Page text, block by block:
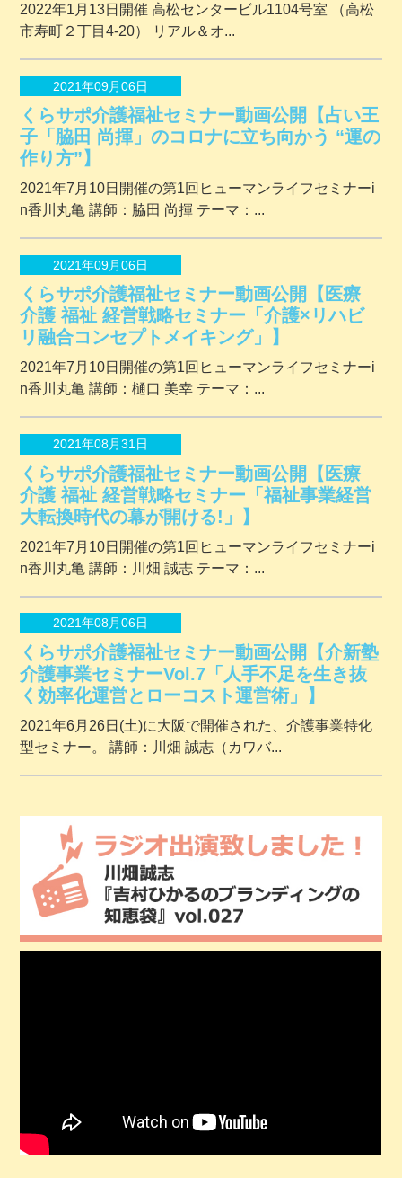
2022年1月13日開催 ⾼松センタービル1104号室 （⾼松
市寿町２丁⽬4-20） リアル＆オ...
2021年09月06日
くらサポ介護福祉セミナー動画公開【占い王
子「脇田 尚揮」のコロナに立ち向かう “運の
作り方”】
2021年7月10日開催の第1回ヒューマンライフセミナーi
n香川丸亀 講師：脇田 尚揮 テーマ：...
2021年09月06日
くらサポ介護福祉セミナー動画公開【医療
介護 福祉 経営戦略セミナー「介護×リハビ
リ融合コンセプトメイキング」】
2021年7月10日開催の第1回ヒューマンライフセミナーi
n香川丸亀 講師：樋口 美幸 テーマ：...
2021年08月31日
くらサポ介護福祉セミナー動画公開【医療
介護 福祉 経営戦略セミナー「福祉事業経営
大転換時代の幕が開ける!」】
2021年7月10日開催の第1回ヒューマンライフセミナーi
n香川丸亀 講師：川畑 誠志 テーマ：...
2021年08月06日
くらサポ介護福祉セミナー動画公開【介新塾
介護事業セミナーVol.7「人手不足を生き抜
く効率化運営とローコスト運営術」】
2021年6月26日(土)に大阪で開催された、介護事業特化
型セミナー。 講師：川畑 誠志（カワバ...